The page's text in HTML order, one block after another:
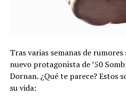
Tras varias semanas de
nuevo protagonista de ’50
Dornan. ¿Qué te parece? Estos
su vida: